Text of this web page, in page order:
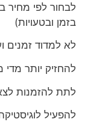
לבחור לפי
בזמן ובטעויות)
לא למדוד זמנים
להחזיק יותר מדי
לתת להזמנות
להפעיל